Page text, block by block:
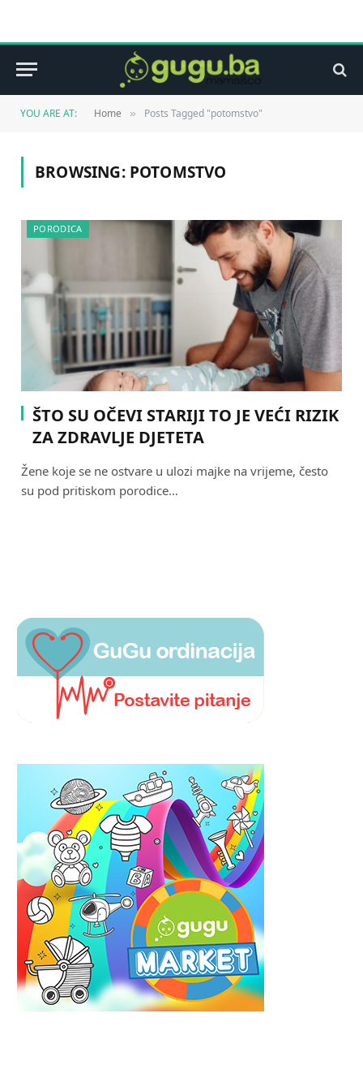
YOU ARE AT: Home » Posts Tagged "potomstvo"
BROWSING: POTOMSTVO
PORODICA
ŠTO SU OČEVI STARIJI TO JE VEĆI RIZIK
ZA ZDRAVLJE DJETETA
Žene koje se ne ostvare u ulozi majke na vrijeme, često
su pod pritiskom porodice…